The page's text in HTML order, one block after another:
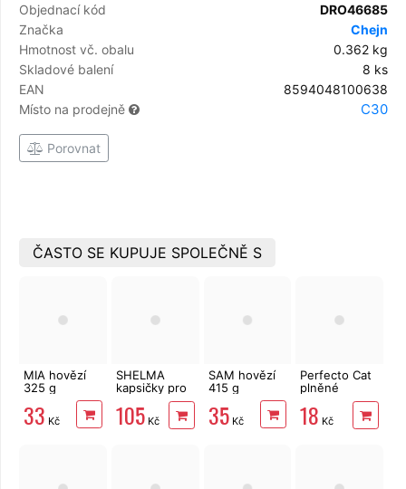
Objednací kód
DRO46685
Značka
Chejn
Hmotnost vč. obalu
0.362 kg
Skladové balení
8 ks
EAN
8594048100638
Místo na prodejně
C30
Porovnat
ČASTO SE KUPUJE SPOLEČNĚ S
MIA hovězí
325 g
33 Kč
SHELMA
kapsičky pro
kočky 12x85
g (4 druhy
masa,
105Kč
SAM hovězí
415 g
35Kč
Perfecto Cat
plněné
polštářky s
lososem 50 g
18 Kč